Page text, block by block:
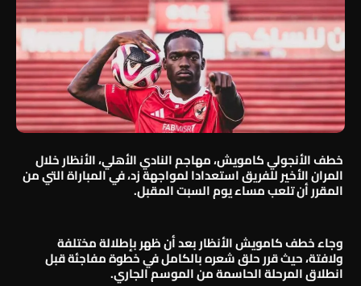
خطف الأنجولي كامويش، مهاجم النادي الأهلي، الأنظار خلال
المران الأخير للفريق استعدادا لمواجهة زد، في المباراة التي من
المقرر أن تلعب مساء يوم السبت المقبل.
وجاء خطف كامويش الأنظار بعد أن ظهر بإطلالة مختلفة
ولافتة، حيث قرر حلق شعره بالكامل في خطوة مفاجئة قبل
انطلاق المرحلة الحاسمة من الموسم الجاري.